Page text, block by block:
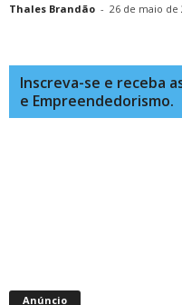
Thales Brandão - 26 de maio de
Inscreva-se e receba
e Empreendedorismo.
Anúncio